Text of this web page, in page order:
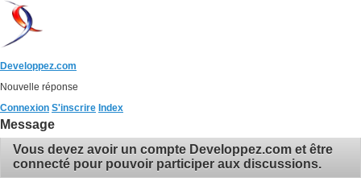
Developpez.com
Nouvelle réponse
Connexion S'inscrire Index
Message
Vous devez avoir un compte Developpez.com et être
connecté pour pouvoir participer aux discussions.